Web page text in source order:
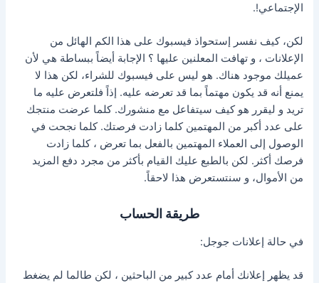
الإجتماعي!.
لكن، كيف نفسر إستحواذ فيسبوك على هذا الكم الهائل من
الإعلانات ، و تهافت المعلنين عليها ؟ الإجابة أيضاً ببساطة هي لأن
عميلك موجود هناك. هو ليس على فيسبوك للشراء، لكن هذا لا
يمنع أنه قد يكون مهتماً بما قد تعرضه عليه. إذاً فلتعرض عليه ما
تريد و ليقرر هو كيف سيتفاعل مع منشورك. كلما عرضت منتجك
على عدد أكبر من المهتمين كلما زادت فرصتك. كلما نجحت في
الوصول إلى العملاء المهتمين بالفعل بما تعرض ، كلما زادت
فرصك أكثر. لكن بالطبع عليك القيام بأكثر من مجرد دفع المزيد
من الأموال، و سنتستعرض هذا لاحقاً.
طريقة الحساب
في حالة إعلانات جوجل:
قد يظهر إعلانك أمام عدد كبير من الباحثين ، لكن طالما لم يضغط